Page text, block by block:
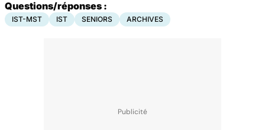
Questions/réponses :
IST-MST IST SENIORS ARCHIVES